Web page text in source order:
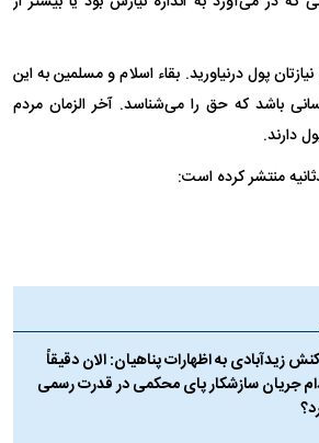
نیازتان پول درنیاورید. بقاء اسلام و مسلمین به این
باشد که حق را می‌شناسد. آخر الزمان مردم
دارند.
منتشر کرده است:
زیدآبادی به اظهارات پناهیان: الان دقیقاً
جریان سازشکار پای محکمی در قدرت رسمی